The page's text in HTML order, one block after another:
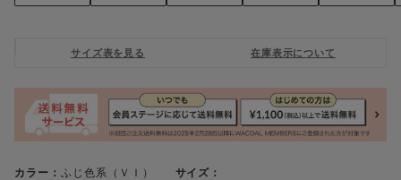
サイズ表を見る 在庫表示について
カラー： ふじ色系（ＶＩ）
サイズ：